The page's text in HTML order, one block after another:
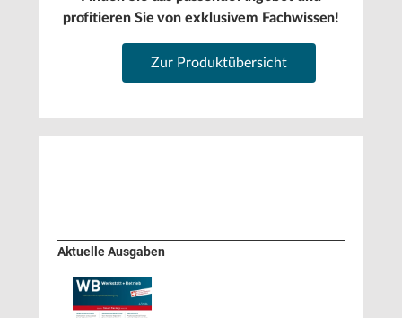
profitieren Sie von exklusivem Fachwissen!
Zur Produktübersicht
Aktuelle Ausgaben